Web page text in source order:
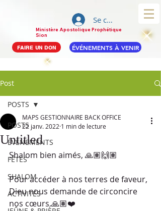
Ministère Apostolique Prophétique
Sion
Se connecter
FAIRE UN DON ÉVÉNEMENTS À VENIR
Post
POSTS
ÉVÉNEMENTS
FÊTES
SHALOM
ACTIVITÉS
POSTS
Untitled
MAPS GESTIONNAIRE BACK OFFICE
22 janv. 2022 1 min de lecture
Shalom bien aimés, 🙏🏽🙌🏽
Pour accéder à nos terres de faveur,
Dieu nous demande de circoncire
nos cœurs.🙏🏽❤️